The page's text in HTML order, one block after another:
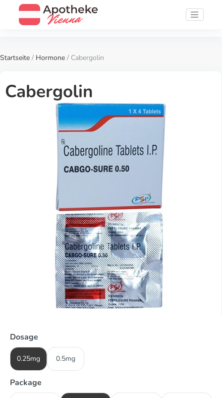
Startseite / Hormone / Cabergolin
Cabergolin
Dosage
0.25mg 0.5mg
Package